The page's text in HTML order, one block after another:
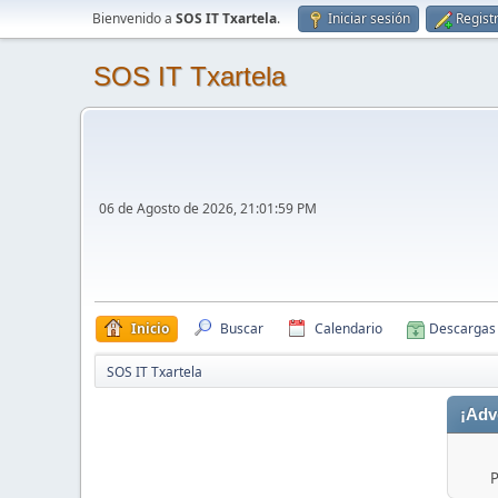
Bienvenido a SOS IT Txartela. Iniciar sesión
SOS IT Txartela
06 de Agosto de 2026, 21:01:59 PM
Inicio Buscar Calendario Descargas
SOS IT Txartela